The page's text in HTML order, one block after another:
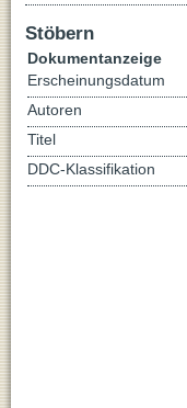
Stöbern
Dokumentanzeige
Erscheinungsdatum
Autoren
Titel
DDC-Klassifikation